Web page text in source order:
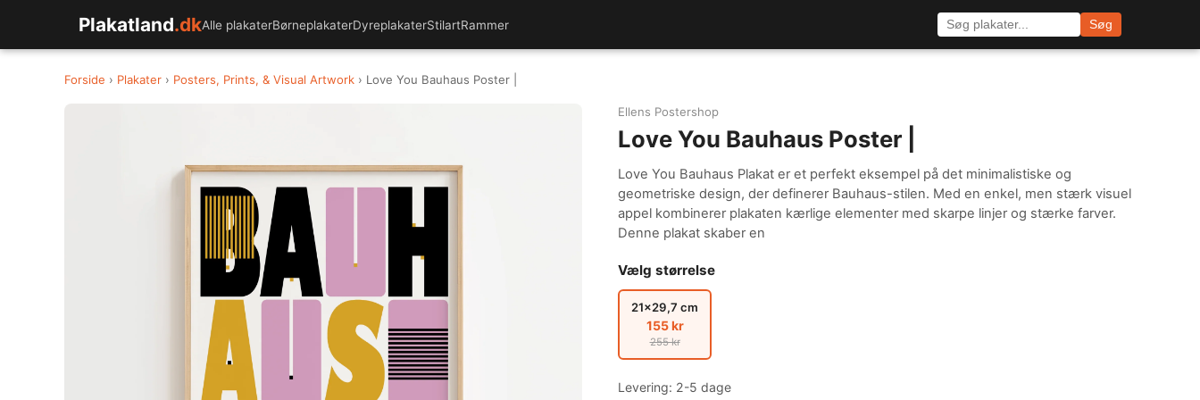
Plakatland.dkAlle plakaterBørneplakaterDyreplakaterStilartRammer Søg
Forside › Plakater › Posters, Prints, & Visual Artwork › Love You Bauhaus Poster |
Ellens Postershop
Love You Bauhaus Poster |
Love You Bauhaus Plakat er et perfekt eksempel på det minimalistiske og
geometriske design, der definerer Bauhaus-stilen. Med en enkel, men stærk visuel
appel kombinerer plakaten kærlige elementer med skarpe linjer og stærke farver.
Denne plakat skaber en
Vælg størrelse
21x29,7 cm
155 kr
255 kr
Levering: 2-5 dage